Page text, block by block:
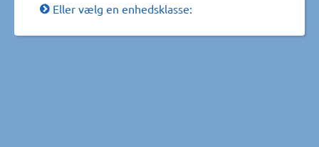
Eller vælg en enhedsklasse: